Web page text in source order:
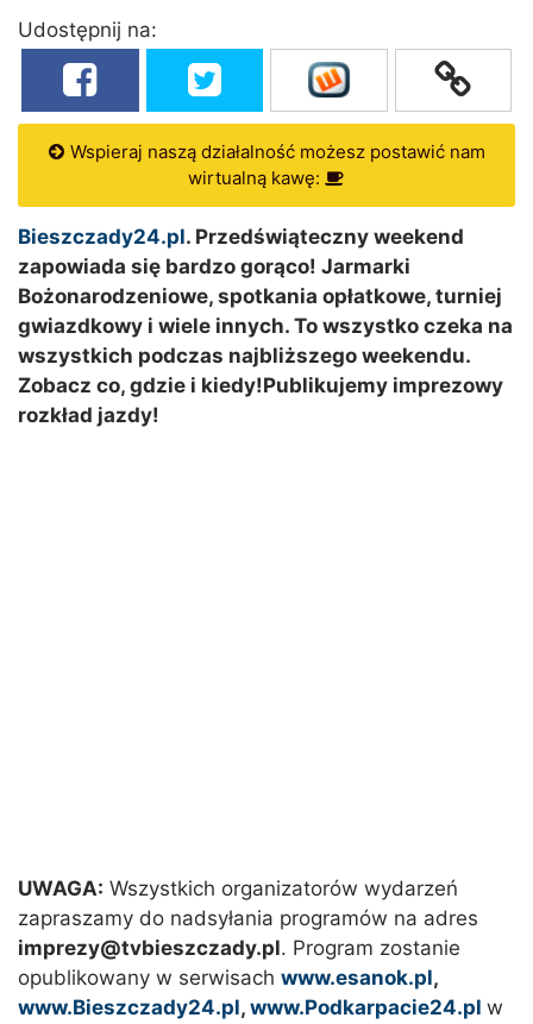
Udostępnij na:
Wspieraj naszą działalność możesz postawić nam
wirtualną kawę:
Bieszczady24.pl. Przedświąteczny weekend
zapowiada się bardzo gorąco! Jarmarki
Bożonarodzeniowe, spotkania opłatkowe, turniej
gwiazdkowy i wiele innych. To wszystko czeka na
wszystkich podczas najbliższego weekendu.
Zobacz co, gdzie i kiedy!Publikujemy imprezowy
rozkład jazdy!
UWAGA: Wszystkich organizatorów wydarzeń
zapraszamy do nadsyłania programów na adres
imprezy@tvbieszczady.pl. Program zostanie
opublikowany w serwisach www.esanok.pl,
www.Bieszczady24.pl, www.Podkarpacie24.pl w